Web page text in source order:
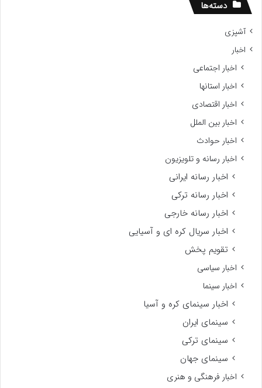
دسته‌ها
آشپزی
اخبار
اخبار اجتماعی
اخبار استانها
اخبار اقتصادی
اخبار بین الملل
اخبار حوادث
اخبار رسانه و تلویزیون
اخبار رسانه ایرانی
اخبار رسانه ترکی
اخبار رسانه خارجی
اخبار سریال کره ای و آسیایی
تقویم پخش
اخبار سیاسی
اخبار سینما
اخبار سینمای کره و آسیا
سینمای ایران
سینمای ترکی
سینمای جهان
اخبار فرهنگی و هنری